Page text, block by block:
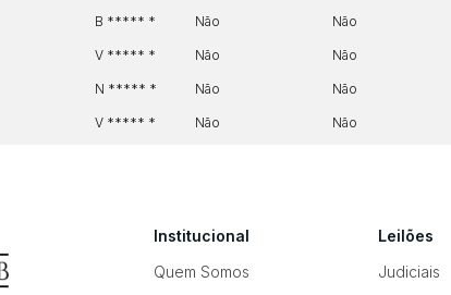
B ***** * Não Não
V ***** * Não Não
N ***** * Não Não
V ***** * Não Não
Institucional
Quem Somos
Leilões
Judiciais